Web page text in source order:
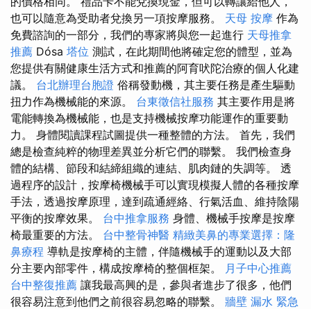
也可以隨意為受助者兌換另一項按摩服務。 天母 按摩 作為
免費諮詢的一部分，我們的專家將與您一起進行 天母推拿
推薦 Dósa 塔位 測試，在此期間他將確定您的體型，並為
您提供有關健康生活方式和推薦的阿育吠陀治療的個人化建
議。 台北辦理台胞證 俗稱發動機，其主要任務是產生驅動
扭力作為機械能的來源。 台東徵信社服務 其主要作用是將
電能轉換為機械能，也是支持機械​​按摩功能運作的重要動
力。 身體閱讀課程試圖提供一種整體的方法。 首先，我們
總是檢查純粹的物理差異並分析它們的聯繫。 我們檢查身
體的結構、節段和結締組織的連結、肌肉鏈的失調等。 透
過程序的設計，按摩椅機械手可以實現模擬人體的各種按摩
手法，透過按摩原理，達到疏通經絡、行氣活血、維持陰陽
平衡的按摩效果。 台中推拿服務 身體、機械手按摩是按摩
椅最重要的方法。 台中整骨神醫 精緻美鼻的專業選擇：隆
鼻療程 導軌是按摩椅的主體，伴隨機械手的運動以及大部
分主要內部零件，構成按摩椅的整個框架。 月子中心推薦
台中整復推薦 讓我最高興的是，參與者進步了很多，他們
很容易注意到他們之前很容易忽略的聯繫。 牆壁 漏水 緊急